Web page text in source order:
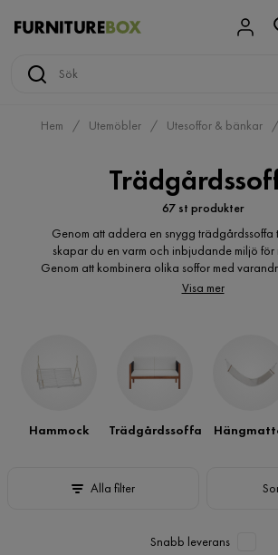
Hem Utemöbler Utesoffor & bänkar
67 st produkter
Genom att addera en snygg
skapar du en varm och inbjudande miljö
Genom att kombinera olika soffor med
fler att njuta av härliga sommardagar. Du är
Visa mer
Hammock Trädgårdssoffa
Alla filter
Snabb leverans